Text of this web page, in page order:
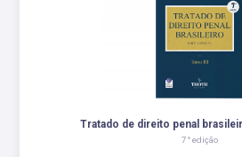
Tratado de direito penal
7° edição